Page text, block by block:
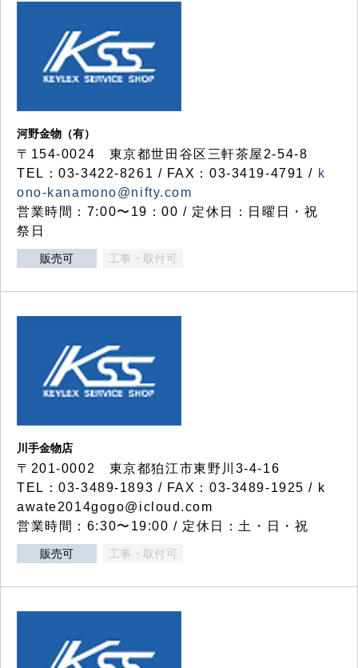
河野金物（有）
〒154-0024 東京都世田谷区三軒茶屋2-54-8
TEL：03-3422-8261 / FAX：03-3419-4791 / k
ono-kanamono@nifty.com
営業時間：7:00〜19：00 / 定休日：日曜日・祝
祭日
販売可 工事・取付可
川手金物店
〒201-0002 東京都狛江市東野川3-4-16
TEL：03-3489-1893 / FAX：03-3489-1925 / k
awate2014gogo@icloud.com
営業時間：6:30〜19:00 / 定休日：土・日・祝
販売可 工事・取付可